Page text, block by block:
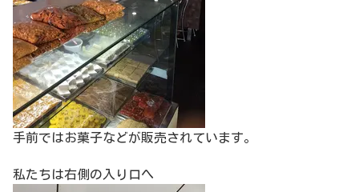
手前ではお菓子などが販売されています。
私たちは右側の入り口へ